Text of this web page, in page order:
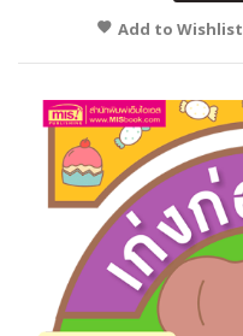
Add to Wishlist